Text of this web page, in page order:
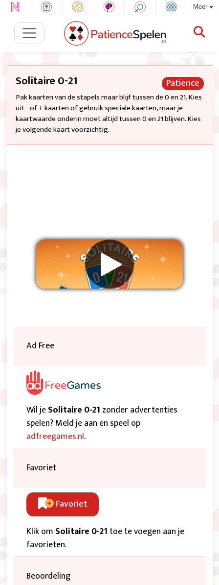
Meer
Patience
Solitaire 0-21
Pak kaarten van de stapels maar blijf tussen de 0 en 21. Kies
uit - of + kaarten of gebruik speciale kaarten, maar je
kaartwaarde onderin moet altijd tussen 0 en 21 blijven. Kies
je volgende kaart voorzichtig.
Ad Free
Wil jeSolitaire 0-21 zonder advertenties
spelen? Meld je aan en speel op
adfreegames.nl.
Favoriet
Favoriet
Klik om Solitaire 0-21 toe te voegen aan je
favorieten.
Beoordeling